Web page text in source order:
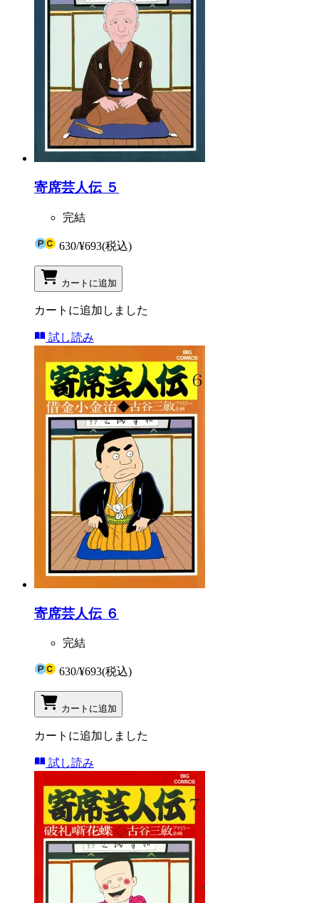
寄席芸人伝 ５
完結
630/¥693(税込)
カートに追加
カートに追加しました
試し読み
寄席芸人伝 ６
完結
630/¥693(税込)
カートに追加
カートに追加しました
試し読み